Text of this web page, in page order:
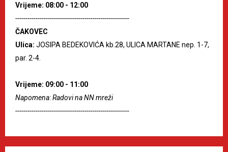
Vrijeme: 08:00 - 12:00
--------------------------------------------------------
ČAKOVEC
Ulica: JOSIPA BEDEKOVIĆA kb.28, ULICA MARTANE nep. 1-7,
par. 2-4.
Vrijeme: 09:00 - 11:00
Napomena: Radovi na NN mreži
--------------------------------------------------------